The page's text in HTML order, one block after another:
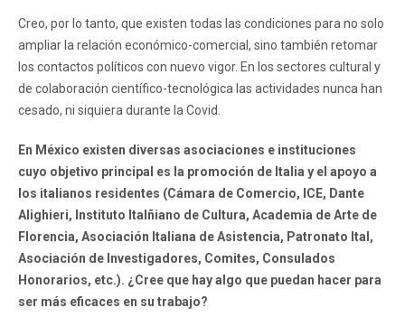
Creo, por lo tanto, que existen todas las condiciones para no solo
ampliar la relación económico-comercial, sino también retomar
los contactos políticos con nuevo vigor. En los sectores cultural y
de colaboración científico-tecnológica las actividades nunca han
cesado, ni siquiera durante la Covid.
En México existen diversas asociaciones e instituciones
cuyo objetivo principal es la promoción de Italia y el apoyo a
los italianos residentes (Cámara de Comercio, ICE, Dante
Alighieri, Instituto Italñiano de Cultura, Academia de Arte de
Florencia, Asociación Italiana de Asistencia, Patronato Ital,
Asociación de Investigadores, Comites, Consulados
Honorarios, etc.). ¿Cree que hay algo que puedan hacer para
ser más eficaces en su trabajo?